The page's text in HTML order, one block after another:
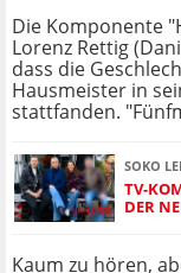
Die Komponente
Lorenz Rettig
dass die
Hausmeister in
stattfanden.
SOKO
TV-
DER
Kaum zu hören,